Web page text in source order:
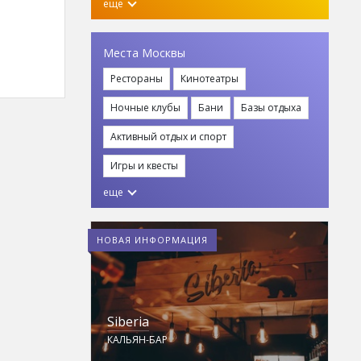
еще
Места Москвы
Рестораны Кинотеатры
Ночные клубы Бани Базы отдыха
Активный отдых и спорт
Игры и квесты
еще
НОВАЯ ИНФОРМАЦИЯ
Siberia
КАЛЬЯН-БАР